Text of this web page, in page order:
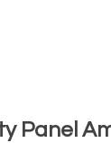
Panel